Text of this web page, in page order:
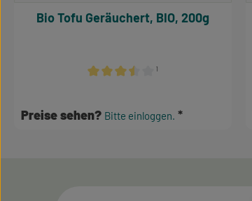
¹
Bio Tofu Geräuchert, BIO, 200g
Preise sehen? Bitte einloggen.